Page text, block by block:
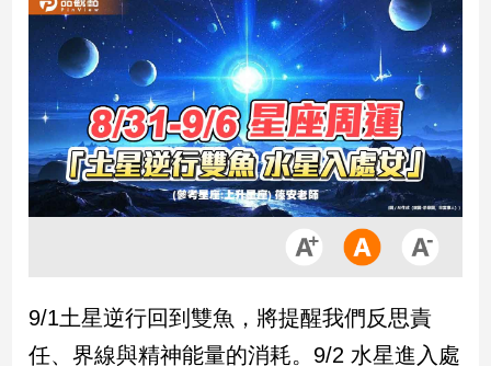
經/
市
地
產
品
政
9/1土星逆行回到雙魚，將提醒我們反思責
任、界線與精神能量的消耗。9/2 水星進入處